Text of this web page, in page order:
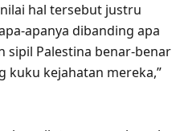
hal tersebut justru
apanya dibanding apa
sipil Palestina benar-benar
kuku kejahatan mereka,”